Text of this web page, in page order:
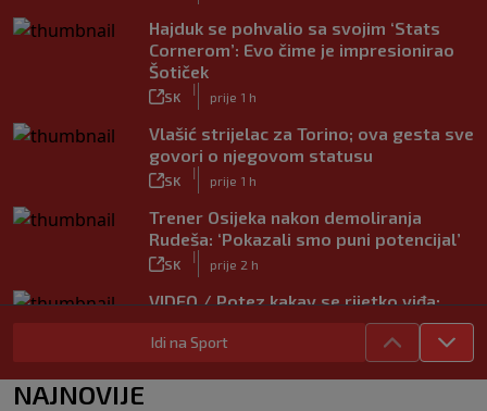
Hajduk se pohvalio sa svojim ‘Stats
Cornerom’: Evo čime je impresionirao
Šotiček
SK
|
prije 1 h
Vlašić strijelac za Torino; ova gesta sve
govori o njegovom statusu
SK
|
prije 1 h
Trener Osijeka nakon demoliranja
Rudeša: ‘Pokazali smo puni potencijal’
SK
|
prije 2 h
VIDEO / Potez kakav se rijetko viđa:
Kada pomoć nije stigla, na rukama je
iznio suigrača u bolovima
Idi na Sport
NAJNOVIJE